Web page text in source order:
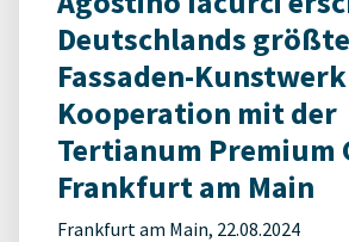
Deutschlands
Fassaden-
Kooperation mit der
Tertianum Premium
Frankfurt am Main
Frankfurt am Main, 22.08.2024